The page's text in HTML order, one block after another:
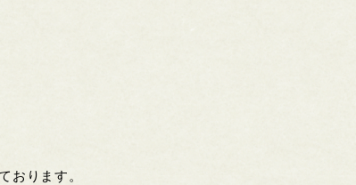
おります。